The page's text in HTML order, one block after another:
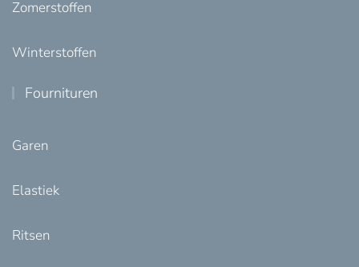
Zomerstoffen
Winterstoffen
Fournituren
Garen
Elastiek
Ritsen